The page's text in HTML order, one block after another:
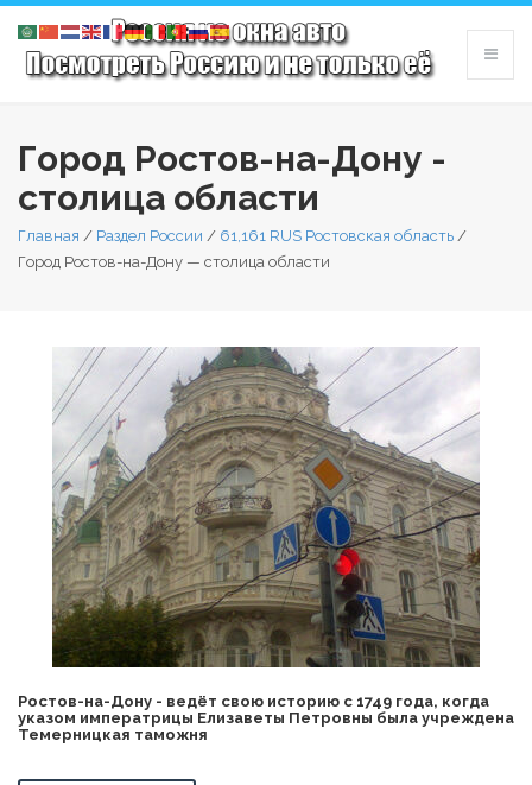
Город Ростов-на-Дону -
столица области
Главная / Раздел России / 61,161 RUS Ростовская область /
Город Ростов-на-Дону — столица области
Ростов-на-Дону - ведёт свою историю с 1749 года, когда
указом императрицы Елизаветы Петровны была учреждена
Темерницкая таможня